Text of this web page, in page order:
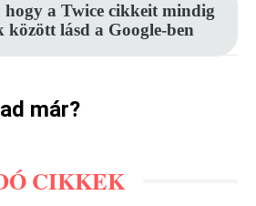
hogy a Twice cikkeit mindig
között lásd a Google-ben
már?
CIKKEK